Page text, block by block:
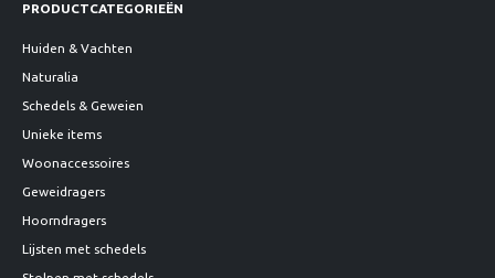
PRODUCTCATEGORIEËN
Huiden & Vachten
Naturalia
Schedels & Geweien
Unieke items
Woonaccessoires
Geweidragers
Hoorndragers
Lijsten met schedels